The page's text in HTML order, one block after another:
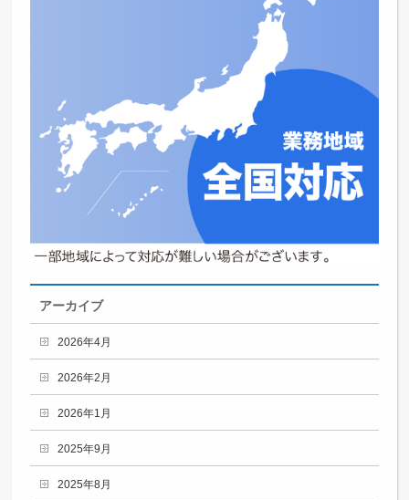
アーカイブ
2026年4月
2026年2月
2026年1月
2025年9月
2025年8月